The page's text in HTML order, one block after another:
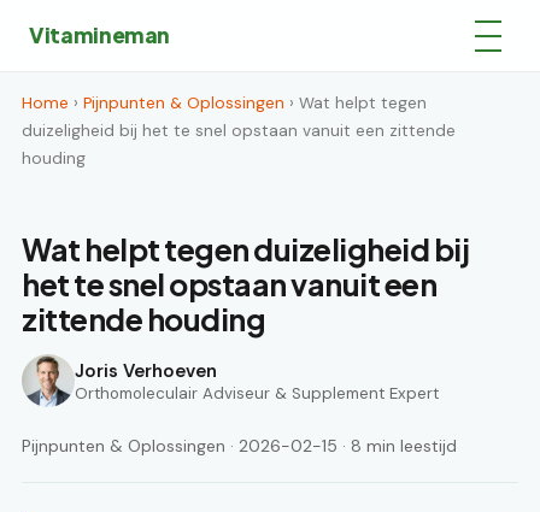
Vitamineman
Home › Pijnpunten & Oplossingen › Wat helpt tegen
duizeligheid bij het te snel opstaan vanuit een zittende
houding
Wat helpt tegen duizeligheid bij
het te snel opstaan vanuit een
zittende houding
Joris Verhoeven
Orthomoleculair Adviseur & Supplement Expert
Pijnpunten & Oplossingen · 2026-02-15 · 8 min leestijd